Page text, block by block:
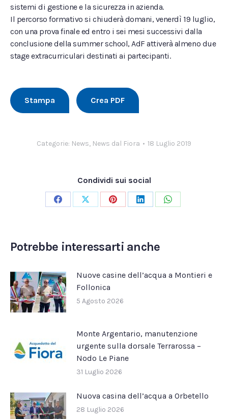
sistemi di gestione e la sicurezza in azienda.
Il percorso formativo si chiuderà domani, venerdì 19 luglio,
con una prova finale ed entro i sei mesi successivi dalla
conclusione della summer school, AdF attiverà almeno due
stage extracurriculari destinati ai partecipanti.
Stampa Crea PDF
Categorie: News, News dal Fiora 18 Luglio 2019
Condividi sui social
CondividiCondividiCondividiCondividiCondividi
Potrebbe interessarti anche
Nuove casine dell’acqua a Montieri e
Follonica
5 Agosto 2026
Monte Argentario, manutenzione
urgente sulla dorsale Terrarossa –
Nodo Le Piane
31 Luglio 2026
Nuova casina dell’acqua a Orbetello
28 Luglio 2026